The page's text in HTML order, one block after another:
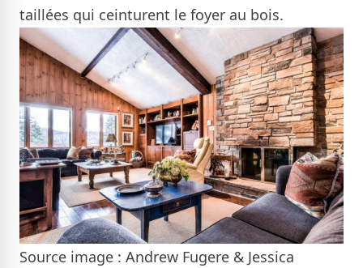
taillées qui ceinturent le foyer au bois.
Source image : Andrew Fugere & Jessica